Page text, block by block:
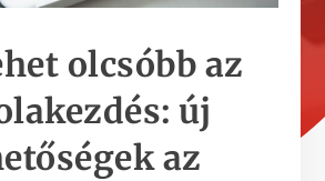
olcsóbb az
új
az